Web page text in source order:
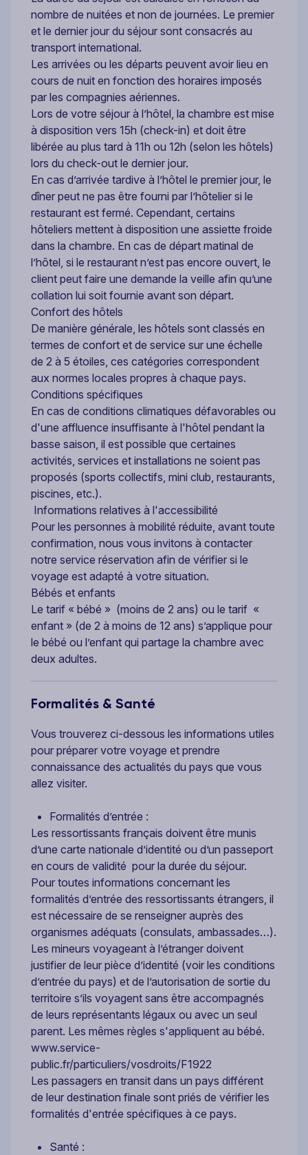
nombre de nuitées et non de journées. Le premier
et le dernier jour du séjour sont consacrés au
transport international.
Les arrivées ou les départs peuvent avoir lieu en
cours de nuit en fonction des horaires imposés
par les compagnies aériennes.
Lors de votre séjour à l’hôtel, la chambre est mise
à disposition vers 15h (check-in) et doit être
libérée au plus tard à 11h ou 12h (selon les hôtels)
lors du check-out le dernier jour.
En cas d’arrivée tardive à l’hôtel le premier jour, le
dîner peut ne pas être fourni par l’hôtelier si le
restaurant est fermé. Cependant, certains
hôteliers mettent à disposition une assiette froide
dans la chambre. En cas de départ matinal de
l’hôtel, si le restaurant n’est pas encore ouvert, le
client peut faire une demande la veille afin qu’une
collation lui soit fournie avant son départ.
Confort des hôtels
De manière générale, les hôtels sont classés en
termes de confort et de service sur une échelle
de 2 à 5 étoiles, ces catégories correspondent
aux normes locales propres à chaque pays.
Conditions spécifiques
En cas de conditions climatiques défavorables ou
d'une affluence insuffisante à l'hôtel pendant la
basse saison, il est possible que certaines
activités, services et installations ne soient pas
proposés (sports collectifs, mini club, restaurants,
piscines, etc.).
Informations relatives à l'accessibilité
Pour les personnes à mobilité réduite, avant toute
confirmation, nous vous invitons à contacter
notre service réservation afin de vérifier si le
voyage est adapté à votre situation.
Bébés et enfants
Le tarif « bébé » (moins de 2 ans) ou le tarif «
enfant » (de 2 à moins de 12 ans) s’applique pour
le bébé ou l’enfant qui partage la chambre avec
deux adultes.
Formalités & Santé
Vous trouverez ci-dessous les informations utiles
pour préparer votre voyage et prendre
connaissance des actualités du pays que vous
allez visiter.
Formalités d’entrée :
Les ressortissants français doivent être munis
d’une carte nationale d’identité ou d’un passeport
en cours de validité pour la durée du séjour.
Pour toutes informations concernant les
formalités d’entrée des ressortissants étrangers, il
est nécessaire de se renseigner auprès des
organismes adéquats (consulats, ambassades…).
Les mineurs voyageant à l’étranger doivent
justifier de leur pièce d’identité (voir les conditions
d’entrée du pays) et de l’autorisation de sortie du
territoire s’ils voyagent sans être accompagnés
de leurs représentants légaux ou avec un seul
parent. Les mêmes règles s'appliquent au bébé.
www.service-
public.fr/particuliers/vosdroits/F1922
Les passagers en transit dans un pays différent
de leur destination finale sont priés de vérifier les
formalités d'entrée spécifiques à ce pays.
Santé :